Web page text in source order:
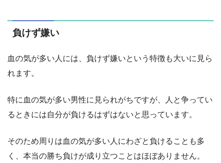
負けず嫌い
血の気が多い人には、負けず嫌いという特徴も大いに見ら
れます。
特に血の気が多い男性に見られがちですが、人と争ってい
るときには自分が負けるはずはないと思っています。
そのため周りは血の気が多い人にわざと負けることも多
く、本当の勝ち負けが成り立つことはほぼありません。